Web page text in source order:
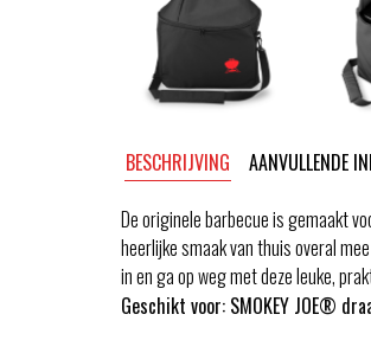
BESCHRIJVING
AANVULLENDE
De originele barbecue is gemaakt
heerlijke smaak van thuis overal
in en ga op weg met deze leuke,
Geschikt voor: SMOKEY JOE®